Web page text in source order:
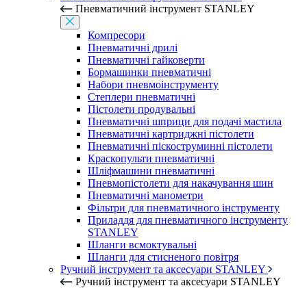
Пневматичний інструмент STANLEY
Компресори
Пневматичні дрилі
Пневматичні гайковерти
Бормашинки пневматичні
Набори пневмоінструменту
Степлери пневматичні
Пістолети продувальні
Пневматичні шприци для подачі мастила
Пневматичні картриджні пістолети
Пневматичні піскоструминні пістолети
Краскопульти пневматичні
Шліфмашини пневматичні
Пневмопістолети для накачування шин
Пневматичні манометри
Фільтри для пневматичного інструменту
Приладдя для пневматичного інструменту
STANLEY
Шланги всмоктувальні
Шланги для стисненого повітря
Ручний інструмент та аксесуари STANLEY
Ручний інструмент та аксесуари STANLEY